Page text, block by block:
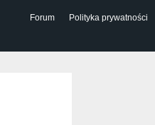
Forum Polityka prywatności